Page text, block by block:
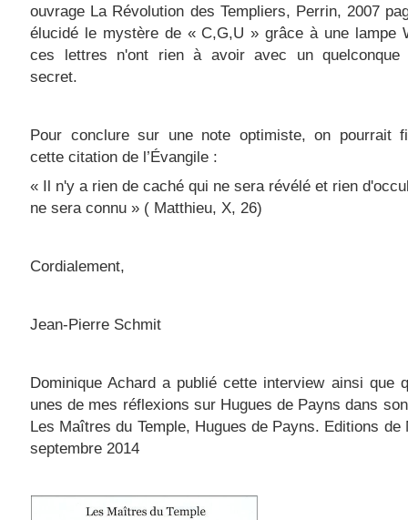
ouvrage La Révolution des Templiers, Perrin, 2007
élucidé le mystère de « C,G,U » grâce à une lampe
ces lettres n'ont rien à avoir avec un quelconque
secret.
Pour conclure sur une note optimiste, on pourrait
cette citation de l’Évangile :
« Il n'y a rien de caché qui ne sera révélé et rien
ne sera connu » ( Matthieu, X, 26)
Cordialement,
Jean-Pierre Schmit
Dominique Achard a publié cette interview ainsi que
unes de mes réflexions sur Hugues de Payns dans
Les Maîtres du Temple, Hugues de Payns. Editions de
septembre 2014